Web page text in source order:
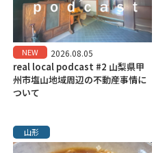
NEW 2026.08.05
real local podcast #2 山梨県甲
州市塩山地域周辺の不動産事情に
ついて
山形